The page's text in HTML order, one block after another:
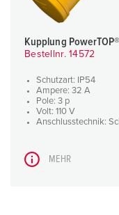
Kupplung
Bestellnr. 14572
Schutzart: IP54
Ampere: 32 A
Pole: 3 p
Volt: 110 V
Anschlusstechnik:
MEHR